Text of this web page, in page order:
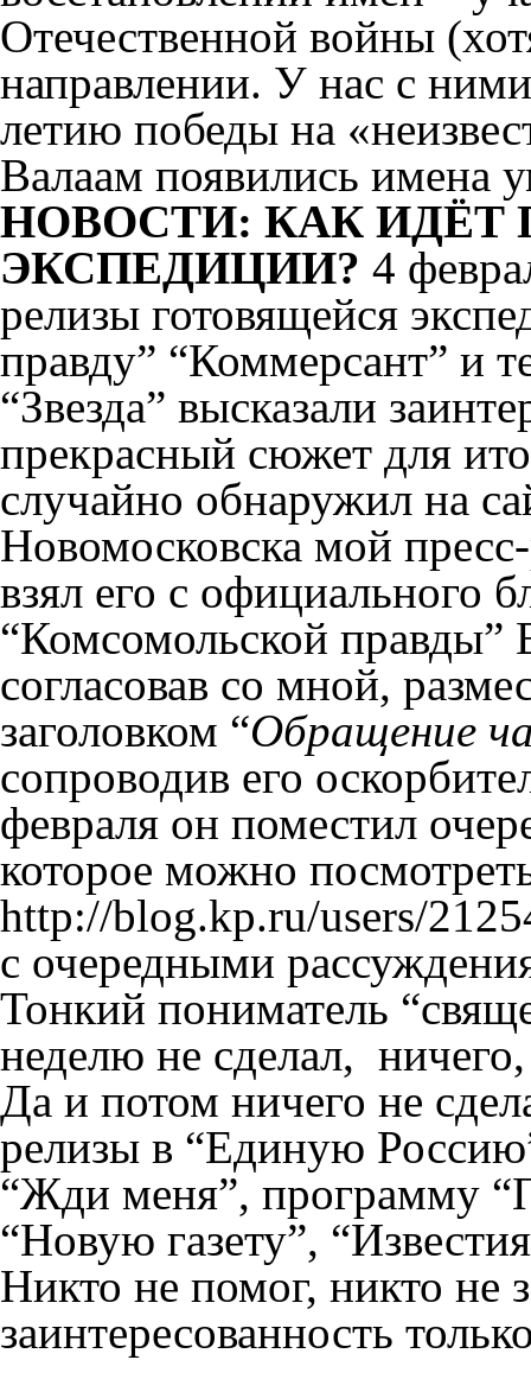
Отечественной войны
направлении. У нас с
летию победы на
Валаам появились имена
НОВОСТИ: КАК ИДЁТ
ЭКСПЕДИЦИИ? 4
релизы готовящейся
правду” “Коммерсант” и
“Звезда” высказали
прекрасный сюжет для
случайно обнаружил на
Новомосковска мой
взял его с официального
“Комсомольской
согласовав со мной,
заголовком “Обращение
сопроводив его
февраля он поместил
которое можно
http://blog.kp.ru/users/
с очередными
Тонкий пониматель
неделю не сделал,
Да и потом ничего не
релизы в “Единую
“Жди меня”, программу
“Новую газету”,
Никто не помог, никто не
заинтересованность